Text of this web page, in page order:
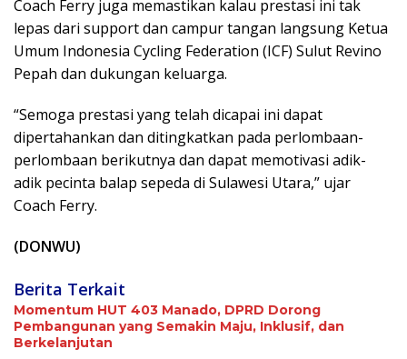
Coach Ferry juga memastikan kalau prestasi ini tak
lepas dari support dan campur tangan langsung Ketua
Umum Indonesia Cycling Federation (ICF) Sulut Revino
Pepah dan dukungan keluarga.
“Semoga prestasi yang telah dicapai ini dapat
dipertahankan dan ditingkatkan pada perlombaan-
perlombaan berikutnya dan dapat memotivasi adik-
adik pecinta balap sepeda di Sulawesi Utara,” ujar
Coach Ferry.
(DONWU)
Berita Terkait
Momentum HUT 403 Manado, DPRD Dorong
Pembangunan yang Semakin Maju, Inklusif, dan
Berkelanjutan